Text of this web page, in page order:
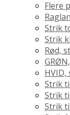
Flere
Raglan
Strik
Strik
Rød,
Strik
Strik
Strik